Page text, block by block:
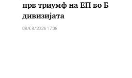
прв триумф на ЕП во Б
дивизијата
08/08/2026 17:08